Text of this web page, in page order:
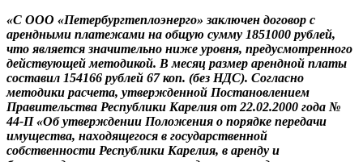
«С ООО «Петербургтеплоэнерго» заключен договор с
арендными платежами на общую сумму 1851000 рублей,
что является значительно ниже уровня, предусмотренного
действующей методикой. В месяц размер арендной платы
составил 154166 рублей 67 коп. (без НДС). Согласно
методики расчета, утвержденной Постановлением
Правительства Республики Карелия от 22.02.2000 года №
44-П «Об утверждении Положения о порядке передачи
имущества, находящегося в государственной
собственности Республики Карелия, в аренду и